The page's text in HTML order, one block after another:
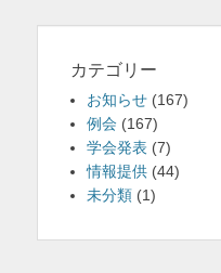
カテゴリー
お知らせ (167)
例会 (167)
学会発表 (7)
情報提供 (44)
未分類 (1)